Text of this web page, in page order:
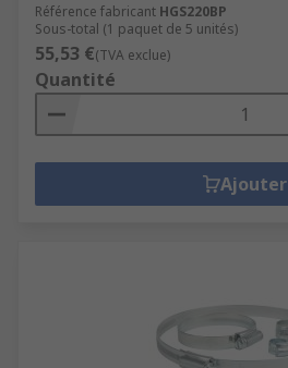
Référence fabricant HGS220BP
Sous-total (1 paquet de 5 unités)
55,53 €(TVA exclue)
Quantité
Ajouter